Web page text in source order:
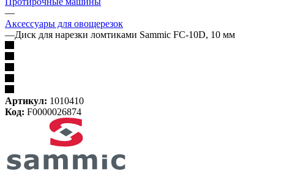
—
Аксессуары для овощерезок
—Диск для нарезки ломтиками Sammic FC-10D, 10 мм
Артикул: 1010410
Код: F0000026874